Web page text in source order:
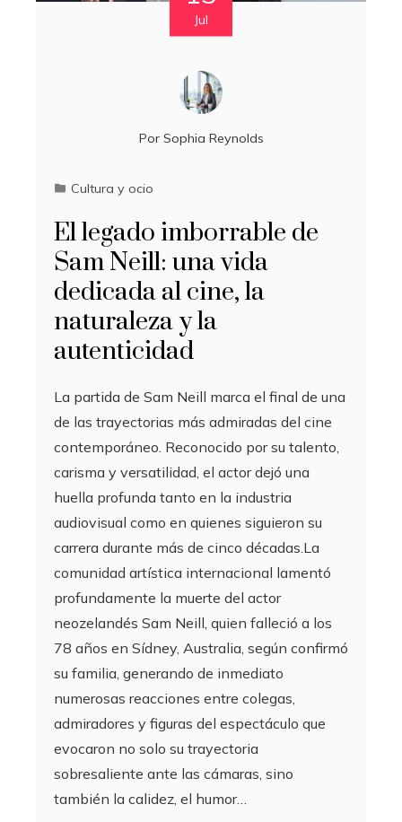
Jul
Por Sophia Reynolds
Cultura y ocio
El legado imborrable de
Sam Neill: una vida
dedicada al cine, la
naturaleza y la
autenticidad
La partida de Sam Neill marca el final de una
de las trayectorias más admiradas del cine
contemporáneo. Reconocido por su talento,
carisma y versatilidad, el actor dejó una
huella profunda tanto en la industria
audiovisual como en quienes siguieron su
carrera durante más de cinco décadas.La
comunidad artística internacional lamentó
profundamente la muerte del actor
neozelandés Sam Neill, quien falleció a los
78 años en Sídney, Australia, según confirmó
su familia, generando de inmediato
numerosas reacciones entre colegas,
admiradores y figuras del espectáculo que
evocaron no solo su trayectoria
sobresaliente ante las cámaras, sino
también la calidez, el humor…